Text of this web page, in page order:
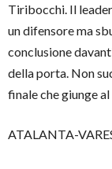
Tiribocchi. Il leader
un difensore ma
conclusione
della porta. Non
finale che giunge al
ATALANTA-